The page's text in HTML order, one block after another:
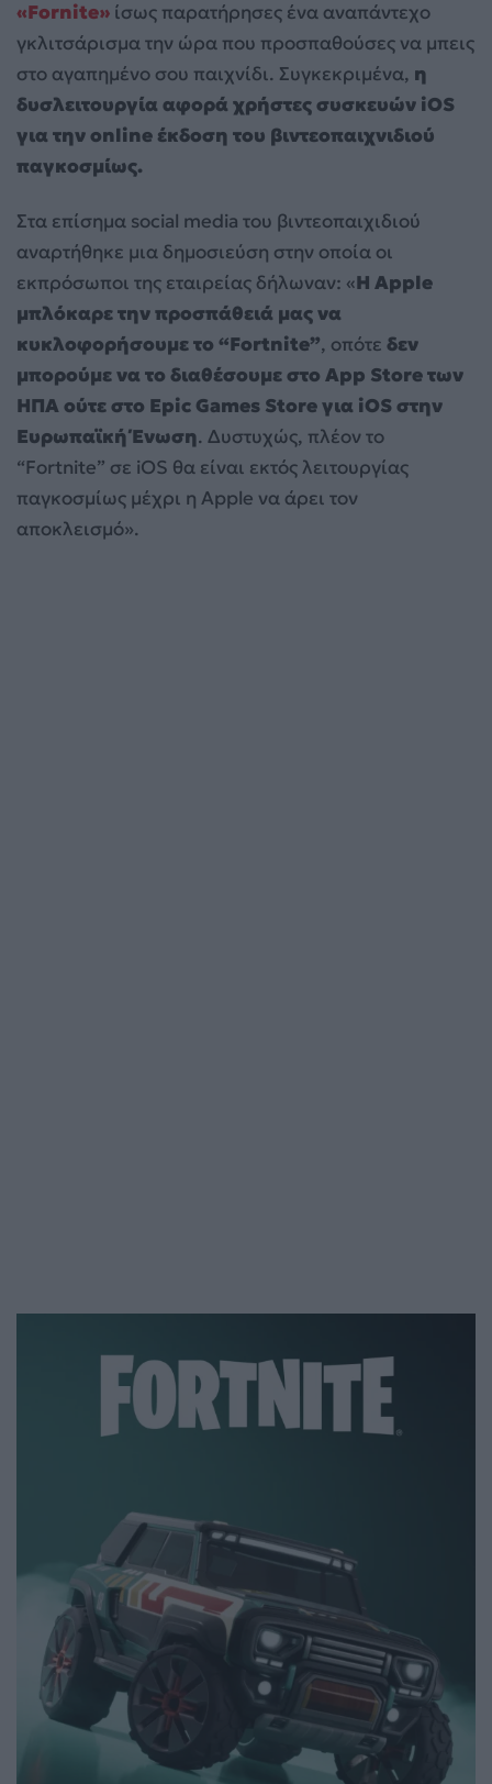
«Fornite» ίσως παρατήρησες ένα αναπάντεχο
γκλιτσάρισμα την ώρα που προσπαθούσες να μπεις
στο αγαπημένο σου παιχνίδι. Συγκεκριμένα, η
δυσλειτουργία αφορά χρήστες συσκευών iOS
για την online έκδοση του βιντεοπαιχνιδιού
παγκοσμίως.
Στα επίσημα social media του βιντεοπαιχιδιού
αναρτήθηκε μια δημοσιεύση στην οποία οι
εκπρόσωποι της εταιρείας δήλωναν: «Η Apple
μπλόκαρε την προσπάθειά μας να
κυκλοφορήσουμε το “Fortnite”, οπότε δεν
μπορούμε να το διαθέσουμε στο App Store των
ΗΠΑ ούτε στο Epic Games Store για iOS στην
Ευρωπαϊκή Ένωση. Δυστυχώς, πλέον το
“Fortnite” σε iOS θα είναι εκτός λειτουργίας
παγκοσμίως μέχρι η Apple να άρει τον
αποκλεισμό».